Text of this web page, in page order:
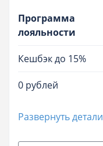
Программа
лояльности
Кешбэк до 15%
0 рублей
Развернуть детали